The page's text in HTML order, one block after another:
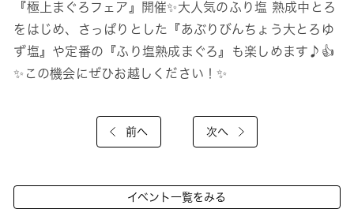
『極上まぐろフェア』開催✨大人気のふり塩 熟成中とろ
をはじめ、さっぱりとした『あぶりびんちょう大とろゆ
ず塩』や定番の『ふり塩熟成まぐろ』も楽しめます♪👍
✨この機会にぜひお越しください！✨
前へ 次へ
イベント一覧をみる